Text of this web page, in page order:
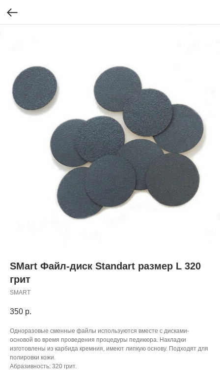
SMart Файл-диск Standart размер L 320
грит
SMART
350 р.
Одноразовые сменные файлы используются вместе с дисками-
основой во время проведения процедуры педикюра. Накладки
изготовлены из карбида кремния, имеют липкую основу. Подходят для
полировки кожи.
Абразивность: 320 грит.